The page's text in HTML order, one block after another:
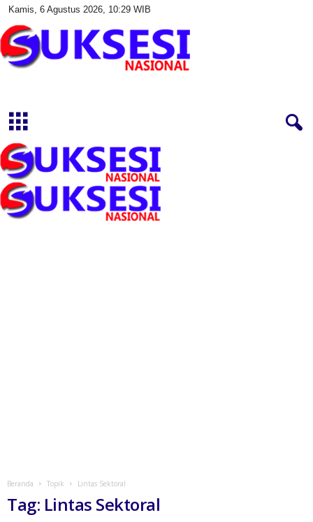
Kamis, 6 Agustus 2026, 10:29 WIB
s
i
a
s
Beranda Topik Lintas Sektoral
Tag: Lintas Sektoral